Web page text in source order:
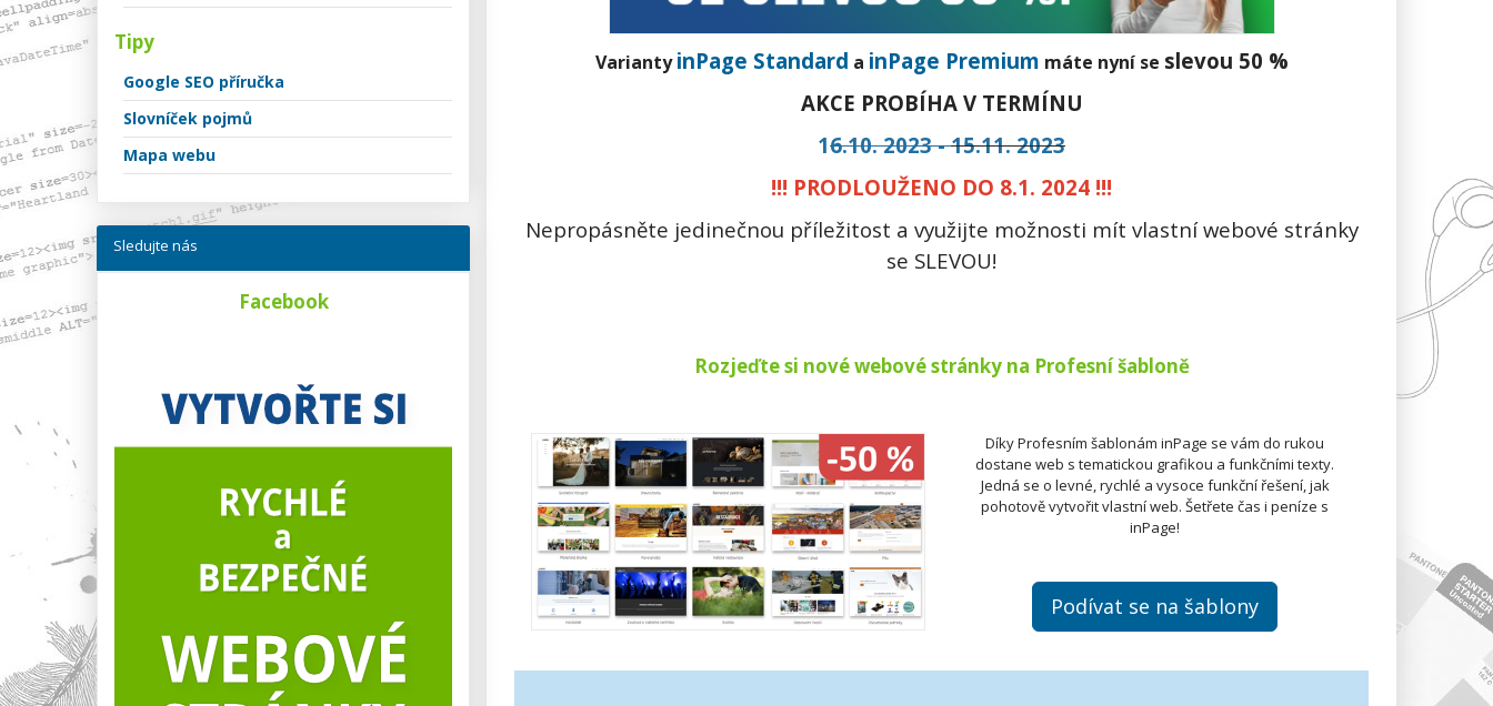
VariantyinPage Standard a inPage Premium máte nyní se slevou 50 %
AKCE PROBÍHA V TERMÍNU
16.10. 2023 -15.11. 2023
!!! PRODLOUŽENO DO 8.1. 2024 !!!
Nepropásněte jedinečnou příležitost a využijte možnosti mít vlastní webové stránky
se SLEVOU!
Rozjeďte si nové webové stránky na Profesní šabloně
Díky Profesním šablonám inPage se vám do rukou
dostane web s tematickou grafikou a funkčními texty.
Jedná se o levné, rychlé a vysoce funkční řešení, jak
pohotově vytvořit vlastní web. Šetřete čas i peníze s
inPage!
Podívat se na šablony
Tipy
Google SEO příručka
Slovníček pojmů
Mapa webu
Sledujte nás
Facebook